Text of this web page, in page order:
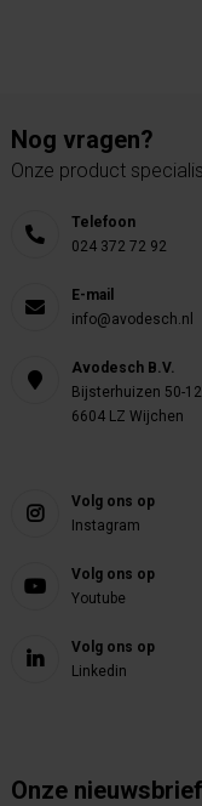
Nog vragen?
Onze product
Telefoon
024 372 72 92
E-mail
info@avodesch.nl
Avodesch B.V.
Bijsterhuizen 50-12
6604 LZ Wijchen
Volg ons op
Instagram
Volg ons op
Youtube
Volg ons op
Linkedin
Onze nieuwsbrief